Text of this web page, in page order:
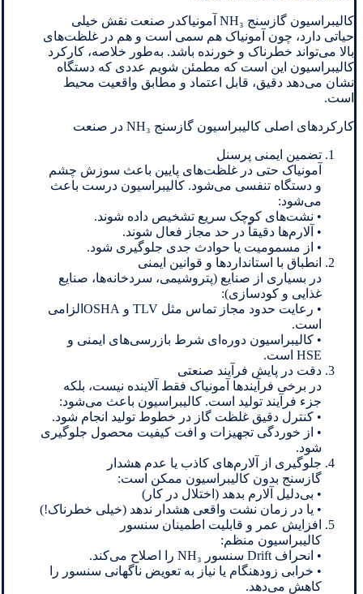
کالیبراسیون گازسنج NH₃ آمونیاکدر صنعت نقش خیلی
حیاتی دارد، چون آمونیاک هم سمی است و هم در غلظت‌های
بالا می‌تواند خطرناک و خورنده باشد. به‌طور خلاصه، کارکرد
کالیبراسیون این است که مطمئن شویم عددی که دستگاه
نشان می‌دهد دقیق، قابل اعتماد و مطابق واقعیت محیط
است.
کارکردهای اصلی کالیبراسیون گازسنج NH₃ در صنعت
تضمین ایمنی پرسنل
آمونیاک حتی در غلظت‌های پایین باعث سوزش چشم
و دستگاه تنفسی می‌شود. کالیبراسیون درست باعث
می‌شود:
• نشت‌های کوچک سریع تشخیص داده شوند.
• آلارم‌ها دقیقاً در حد مجاز فعال شوند.
• از مسمومیت یا حوادث جدی جلوگیری شود.
انطباق با استانداردها و قوانین ایمنی
در بسیاری از صنایع (پتروشیمی، سردخانه‌ها، صنایع
غذایی و کودسازی):
• رعایت حدود مجاز تماس مثل TLV و OSHAالزامی
است.
• کالیبراسیون دوره‌ای شرط بازرسی‌های ایمنی و
HSE است.
دقت در پایش فرآیند صنعتی
در برخی فرآیندها آمونیاک فقط آلاینده نیست، بلکه
جزء فرآیند تولید است. کالیبراسیون باعث می‌شود:
• کنترل دقیق غلظت گاز در خطوط تولید انجام شود.
• از خوردگی تجهیزات و افت کیفیت محصول جلوگیری
شود.
جلوگیری از آلارم‌های کاذب یا عدم هشدار
گازسنج بدون کالیبراسیون ممکن است:
• بی‌دلیل آلارم بدهد (اختلال در کار)
• یا در زمان نشت واقعی هشدار ندهد (خیلی خطرناک!)
افزایش عمر و قابلیت اطمینان سنسور
کالیبراسیون منظم:
• انحراف Drift سنسور NH₃ را اصلاح می‌کند.
• خرابی زودهنگام یا نیاز به تعویض ناگهانی سنسور را
کاهش می‌دهد.